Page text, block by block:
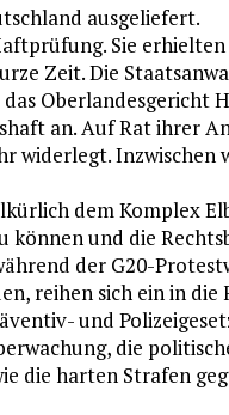
ausgeliefert.
Sie
Zeit. Die
Oberlandesgericht
an. Auf Rat ihrer
widerlegt.
dem Komplex
und die
der G20-
reihen sich ein in
und
die
die harten Strafen